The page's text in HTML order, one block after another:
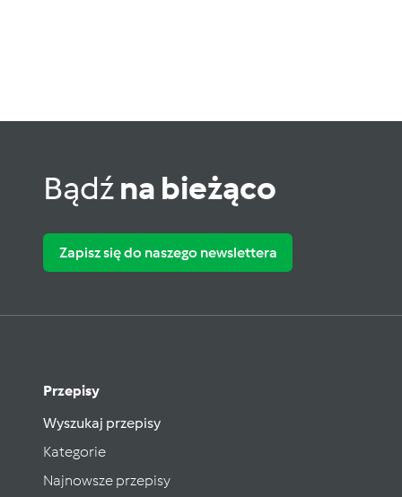
Bądźna bieżąco
Zapisz się do naszego newslettera
Przepisy
Wyszukaj przepisy
Kategorie
Najnowsze przepisy